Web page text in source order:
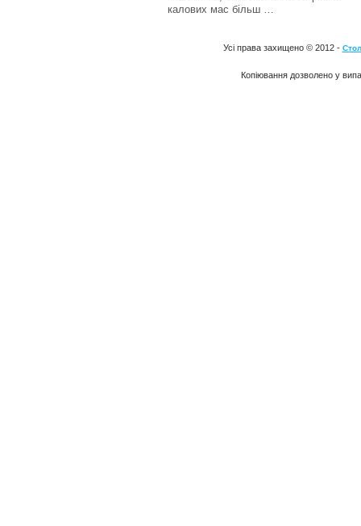
калових мас більш …
Усі права захищено © 2012 -
Копіювання дозволено у